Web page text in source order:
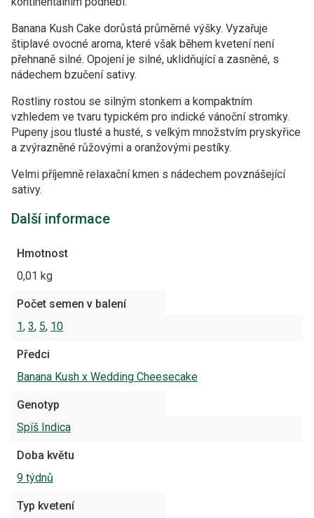
Banana Kush Cake dorůstá průměrné výšky. Vyzařuje
štiplavé ovocné aroma, které však během kvetení není
přehnaně silné. Opojení je silné, uklidňující a zasněné, s
nádechem bzučení sativy.
Rostliny rostou se silným stonkem a kompaktním
vzhledem ve tvaru typickém pro indické vánoční stromky.
Pupeny jsou tlusté a husté, s velkým množstvím pryskyřice
a zvýrazněné růžovými a oranžovými pestíky.
Velmi příjemně relaxační kmen s nádechem povznášející
sativy.
Další informace
Hmotnost
0,01 kg
Počet semen v balení
1, 3, 5, 10
Předci
Banana Kush x Wedding Cheesecake
Genotyp
Spíš Indica
Doba květu
9 týdnů
Typ kvetení